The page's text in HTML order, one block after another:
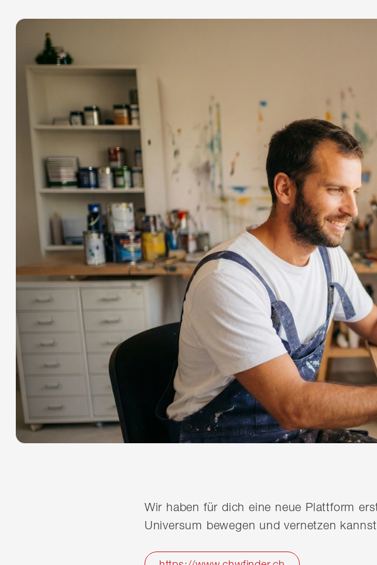
Wir haben für dich eine neue Plattform
Universum bewegen und vernetzen